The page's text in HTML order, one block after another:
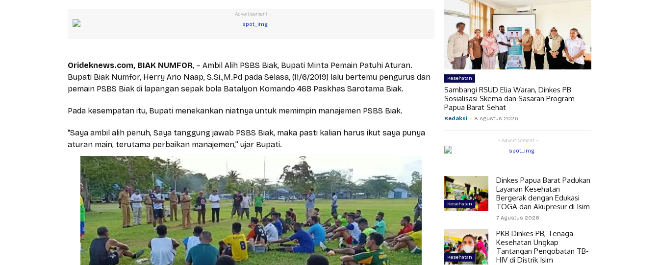
- Advertisement -
Orideknews.com, BIAK NUMFOR, – Ambil Alih PSBS Biak, Bupati Minta Pemain Patuhi Aturan.
Bupati Biak Numfor, Herry Ario Naap, S.Si.,M.Pd pada Selasa, (11/6/2019) lalu bertemu pengurus dan
pemain PSBS Biak di lapangan sepak bola Batalyon Komando 468 Paskhas Sarotama Biak.
Pada kesempatan itu, Bupati menekankan niatnya untuk memimpin manajemen PSBS Biak.
“Saya ambil alih penuh, Saya tanggung jawab PSBS Biak, maka pasti kalian harus ikut saya punya
aturan main, terutama perbaikan manajemen,” ujar Bupati.
Kesehatan
Sambangi RSUD Elia Waran, Dinkes PB
Sosialisasi Skema dan Sasaran Program
Papua Barat Sehat
Redaksi - 8 Agustus 2026
- Advertisement -
Kesehatan
Dinkes Papua Barat Padukan
Layanan Kesehatan
Bergerak dengan Edukasi
TOGA dan Akupresur di Isim
7 Agustus 2026
Kesehatan
PKB Dinkes PB, Tenaga
Kesehatan Ungkap
Tantangan Pengobatan TB-
HIV di Distrik Isim